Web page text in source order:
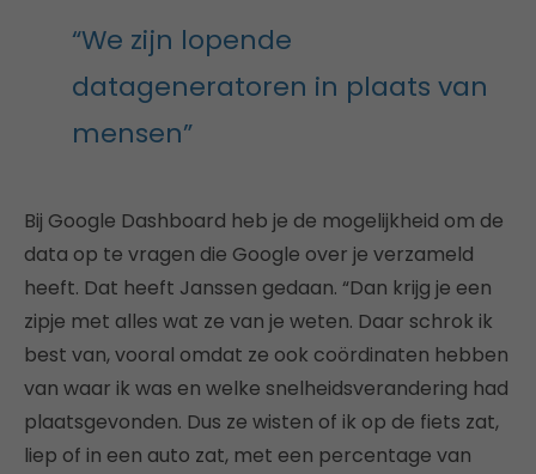
“We zijn lopende
datageneratoren in plaats van
mensen”
Bij Google Dashboard heb je de mogelijkheid om de
data op te vragen die Google over je verzameld
heeft. Dat heeft Janssen gedaan. “Dan krijg je een
zipje met alles wat ze van je weten. Daar schrok ik
best van, vooral omdat ze ook coördinaten hebben
van waar ik was en welke snelheidsverandering had
plaatsgevonden. Dus ze wisten of ik op de fiets zat,
liep of in een auto zat, met een percentage van